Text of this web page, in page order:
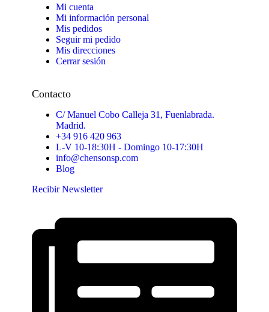
Mi cuenta
Mi información personal
Mis pedidos
Seguir mi pedido
Mis direcciones
Cerrar sesión
Contacto
C/ Manuel Cobo Calleja 31, Fuenlabrada.
Madrid.
+34 916 420 963
L-V 10-18:30H - Domingo 10-17:30H
info@chensonsp.com
Blog
Recibir Newsletter